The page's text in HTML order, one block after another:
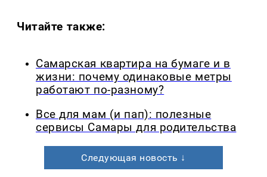
Читайте также:
Самарская квартира на бумаге и в
жизни: почему одинаковые метры
работают по-разному?
Все для мам (и пап): полезные
сервисы Самары для родительства
Следующая новость ↓